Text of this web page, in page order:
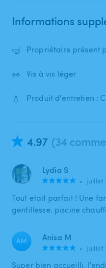
Informations
🤿 Propriétaire présent
👀 Vis à vis léger
💧 Produit d'entretien :
4.97 (34
Lydia S
• juillet
Tout etait parfait ! Une
gentillesse. piscine
AM Anisa M
• juillet
Super bien accueilli,